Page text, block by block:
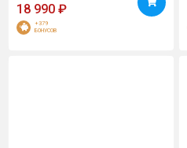
18 990 ₽
+379
БОНУСОВ